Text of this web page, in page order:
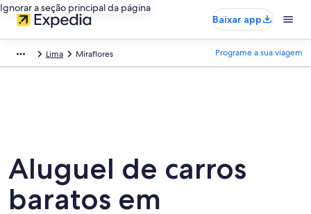
Ignorar a seção principal da página
Baixar app
Lima Miraflores Programe a sua viagem
Aluguel de carros
baratos em